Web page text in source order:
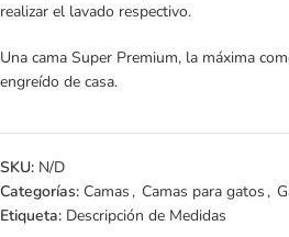
realizar el lavado respectivo.
Una cama Super Premium, la máxima
engreído de casa.
SKU: N/D
Categorías: Camas , Camas para gatos ,
Etiqueta: Descripción de Medidas